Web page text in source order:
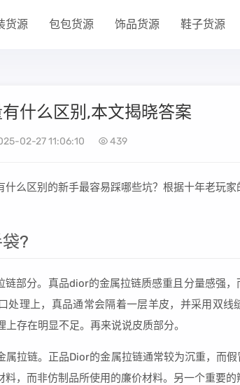
货源 包包货源 饰品货源 鞋子货源
什么区别,本文揭晓答案
02-27 11:06:10 439
么区别的新手最容易踩哪些坑？根据十年老玩
?
部分。真品dior的金属拉链质感重且分量感强，
处理上，真品通常会隔着一层羊皮，并采用双线
存在明显不足。再来说说皮质部分。
属拉链。正品Dior的金属拉链通常较为沉重，而
，而非仿制品所使用的廉价材料。另一个重要的